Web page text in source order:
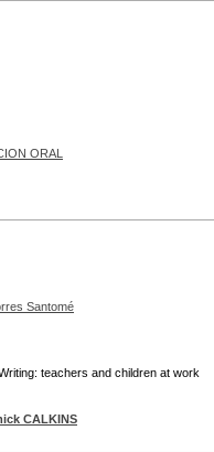
ORAL
Santomé
teachers and children at work
CALKINS